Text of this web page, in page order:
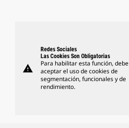
warning
Redes Sociales
Las Cookies Son Obligatorias
Para habilitar esta función, debe
aceptar el uso de cookies de
segmentación, funcionales y de
rendimiento.